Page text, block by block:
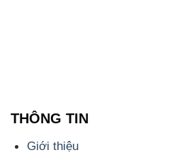
THÔNG TIN
Giới thiệu